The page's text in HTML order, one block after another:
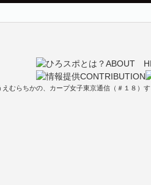
えむらちかの、カープ女子東京通信（＃１８）